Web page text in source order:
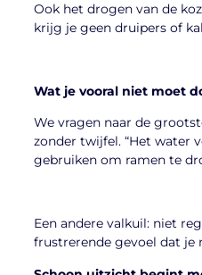
Ook het drogen van de
krijg je geen druipers of
Wat je vooral niet moet
We vragen naar de
zonder twijfel. “Het water
gebruiken om ramen te
Een andere valkuil: niet
frustrerende gevoel dat je